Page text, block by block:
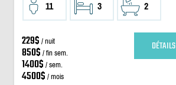
11 3 2
229$ / nuit
850$ / fin sem.
1400$ / sem.
4500$ / mois
DÉTAILS